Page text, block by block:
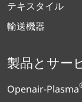
テキスタイル
輸送機器
製品とサー
Openair-Plasma